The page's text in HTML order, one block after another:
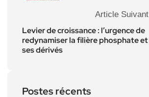
Article Suivant
Levier de croissance : l’urgence de
redynamiser la filière phosphate et
ses dérivés
Postes récents